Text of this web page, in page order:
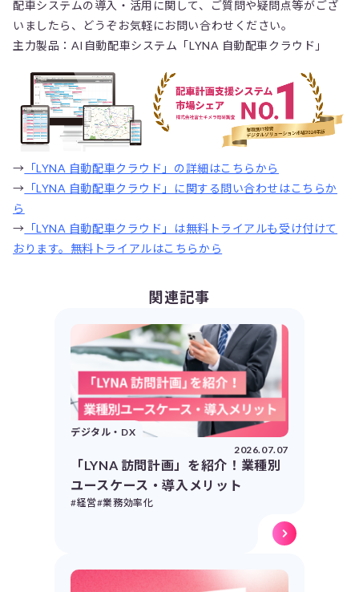
配車システムの導入・活用に関して、ご質問や疑問点等がござ
いましたら、どうぞお気軽にお問い合わせください。
主力製品：AI自動配車システム「LYNA 自動配車クラウド」
→ 「LYNA 自動配車クラウド」の詳細はこちらから
→ 「LYNA 自動配車クラウド」に関する問い合わせはこちらか
ら
→ 「LYNA 自動配車クラウド」は無料トライアルも受け付けて
おります。無料トライアルはこちらから
関連記事
デジタル・DX
2026.07.07
「LYNA 訪問計画」を紹介！業種別
ユースケース・導入メリット
#経営#業務効率化